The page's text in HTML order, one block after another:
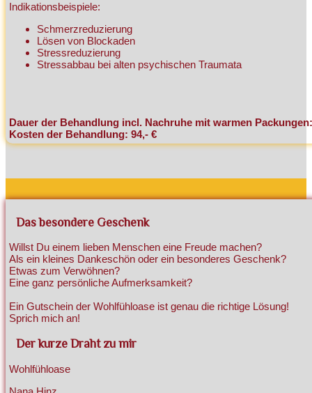
Indikationsbeispiele:
Schmerzreduzierung
Lösen von Blockaden
Stressreduzierung
Stressabbau bei alten psychischen Traumata
Dauer der Behandlung incl. Nachruhe mit warmen
Kosten der Behandlung: 94,- €
Das besondere Geschenk
Willst Du einem lieben Menschen eine Freude machen?
Als ein kleines Dankeschön oder ein besonderes Geschenk?
Etwas zum Verwöhnen?
Eine ganz persönliche Aufmerksamkeit?
Ein Gutschein der Wohlfühloase ist genau die richtige Lösung!
Sprich mich an!
Der kurze Draht zu mir
Wohlfühloase